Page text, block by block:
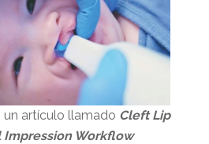
artículo llamado Cleft Lip
Impression Workflow